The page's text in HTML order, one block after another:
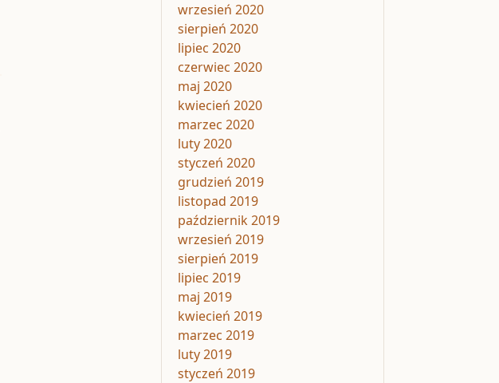
wrzesień 2020
sierpień 2020
lipiec 2020
czerwiec 2020
maj 2020
kwiecień 2020
marzec 2020
luty 2020
styczeń 2020
grudzień 2019
listopad 2019
październik 2019
wrzesień 2019
sierpień 2019
lipiec 2019
maj 2019
kwiecień 2019
marzec 2019
luty 2019
styczeń 2019